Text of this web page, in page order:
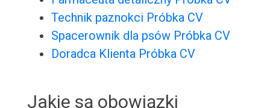
Technik paznokci Próbka CV
Spacerownik dla psów Próbka CV
Doradca Klienta Próbka CV
Jakie są obowiązki